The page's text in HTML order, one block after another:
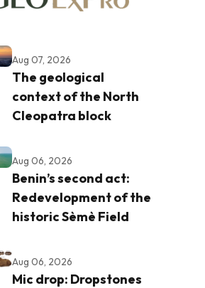
Aug 07, 2026
The geological
context of the North
Cleopatra block
Aug 06, 2026
Benin’s second act:
Redevelopment of the
historic Sèmè Field
Aug 06, 2026
Mic drop: Dropstones